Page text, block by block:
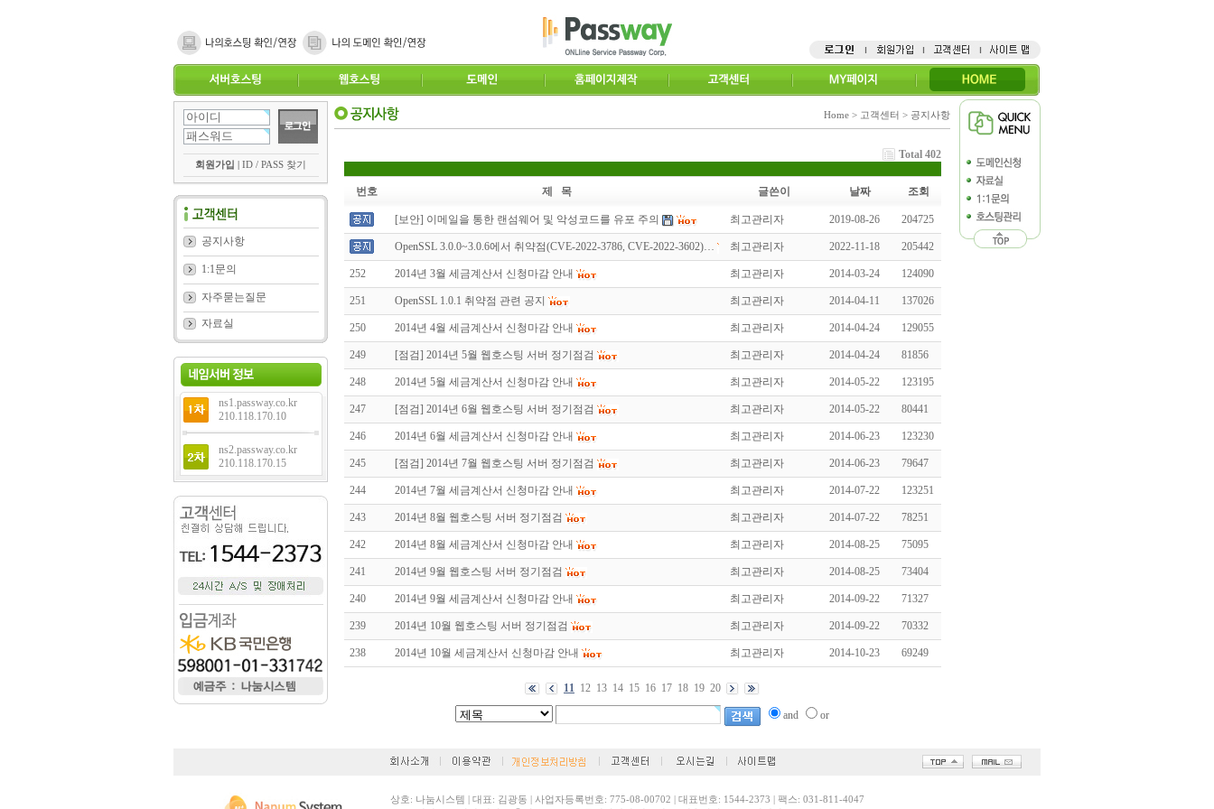
회원가입 | ID / PASS 찾기
공지사항
1:1문의
자주묻는질문
자료실
ns1.passway.co.kr
210.118.170.10
ns2.passway.co.kr
210.118.170.15
Home > 고객센터 > 공지사항
Total 402
번호 제 목 글쓴이 날짜 조회
[보안] 이메일을 통한 랜섬웨어 및 악성코드를 유포 주의 최고관리자 2019-08-26 204725
OpenSSL 3.0.0~3.0.6에서 취약점(CVE-2022-3786, CVE-2022-3602)… 최고관리자 2022-11-18 205442
252 2014년 3월 세금계산서 신청마감 안내 최고관리자 2014-03-24 124090
251 OpenSSL 1.0.1 취약점 관련 공지 최고관리자 2014-04-11 137026
250 2014년 4월 세금계산서 신청마감 안내 최고관리자 2014-04-24 129055
249 [점검] 2014년 5월 웹호스팅 서버 정기점검 최고관리자 2014-04-24 81856
248 2014년 5월 세금계산서 신청마감 안내 최고관리자 2014-05-22 123195
247 [점검] 2014년 6월 웹호스팅 서버 정기점검 최고관리자 2014-05-22 80441
246 2014년 6월 세금계산서 신청마감 안내 최고관리자 2014-06-23 123230
245 [점검] 2014년 7월 웹호스팅 서버 정기점검 최고관리자 2014-06-23 79647
244 2014년 7월 세금계산서 신청마감 안내 최고관리자 2014-07-22 123251
243 2014년 8월 웹호스팅 서버 정기점검 최고관리자 2014-07-22 78251
242 2014년 8월 세금계산서 신청마감 안내 최고관리자 2014-08-25 75095
241 2014년 9월 웹호스팅 서버 정기점검 최고관리자 2014-08-25 73404
240 2014년 9월 세금계산서 신청마감 안내 최고관리자 2014-09-22 71327
239 2014년 10월 웹호스팅 서버 정기점검 최고관리자 2014-09-22 70332
238 2014년 10월 세금계산서 신청마감 안내 최고관리자 2014-10-23 69249
11 12 13 14 15 16 17 18 19 20
and or
상호: 나눔시스템 | 대표: 김광동 | 사업자등록번호: 775-08-00702 | 대표번호: 1544-2373 | 팩스: 031-811-4047